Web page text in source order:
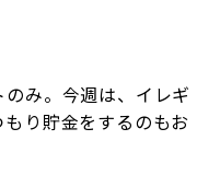
み。今週は、イレギ
り貯金をするのもお